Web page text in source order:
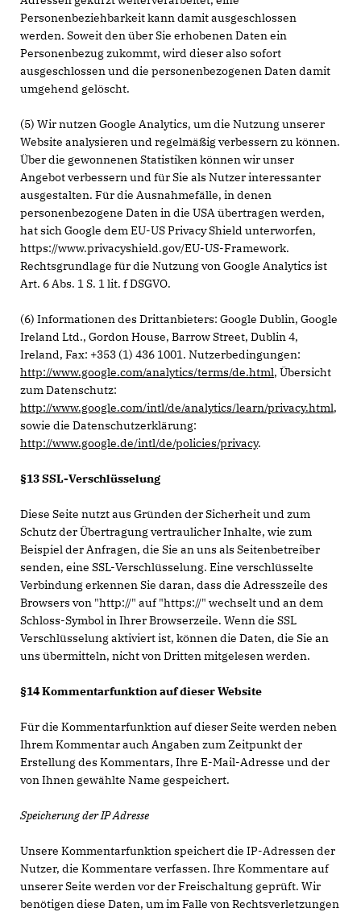
Personenbeziehbarkeit kann damit ausgeschlossen
werden. Soweit den über Sie erhobenen Daten ein
Personenbezug zukommt, wird dieser also sofort
ausgeschlossen und die personenbezogenen Daten damit
umgehend gelöscht.
(5) Wir nutzen Google Analytics, um die Nutzung unserer
Website analysieren und regelmäßig verbessern zu können.
Über die gewonnenen Statistiken können wir unser
Angebot verbessern und für Sie als Nutzer interessanter
ausgestalten. Für die Ausnahmefälle, in denen
personenbezogene Daten in die USA übertragen werden,
hat sich Google dem EU-US Privacy Shield unterworfen,
https://www.privacyshield.gov/EU-US-Framework.
Rechtsgrundlage für die Nutzung von Google Analytics ist
Art. 6 Abs. 1 S. 1 lit. f DSGVO.
(6) Informationen des Drittanbieters: Google Dublin, Google
Ireland Ltd., Gordon House, Barrow Street, Dublin 4,
Ireland, Fax: +353 (1) 436 1001. Nutzerbedingungen:
http://www.google.com/analytics/terms/de.html, Übersicht
zum Datenschutz:
http://www.google.com/intl/de/analytics/learn/privacy.html,
sowie die Datenschutzerklärung:
http://www.google.de/intl/de/policies/privacy.
§13 SSL-Verschlüsselung
Diese Seite nutzt aus Gründen der Sicherheit und zum
Schutz der Übertragung vertraulicher Inhalte, wie zum
Beispiel der Anfragen, die Sie an uns als Seitenbetreiber
senden, eine SSL-Verschlüsselung. Eine verschlüsselte
Verbindung erkennen Sie daran, dass die Adresszeile des
Browsers von "http://" auf "https://" wechselt und an dem
Schloss-Symbol in Ihrer Browserzeile. Wenn die SSL
Verschlüsselung aktiviert ist, können die Daten, die Sie an
uns übermitteln, nicht von Dritten mitgelesen werden.
§14 Kommentarfunktion auf dieser Website
Für die Kommentarfunktion auf dieser Seite werden neben
Ihrem Kommentar auch Angaben zum Zeitpunkt der
Erstellung des Kommentars, Ihre E-Mail-Adresse und der
von Ihnen gewählte Name gespeichert.
Speicherung der IP Adresse
Unsere Kommentarfunktion speichert die IP-Adressen der
Nutzer, die Kommentare verfassen. Ihre Kommentare auf
unserer Seite werden vor der Freischaltung geprüft. Wir
benötigen diese Daten, um im Falle von Rechtsverletzungen